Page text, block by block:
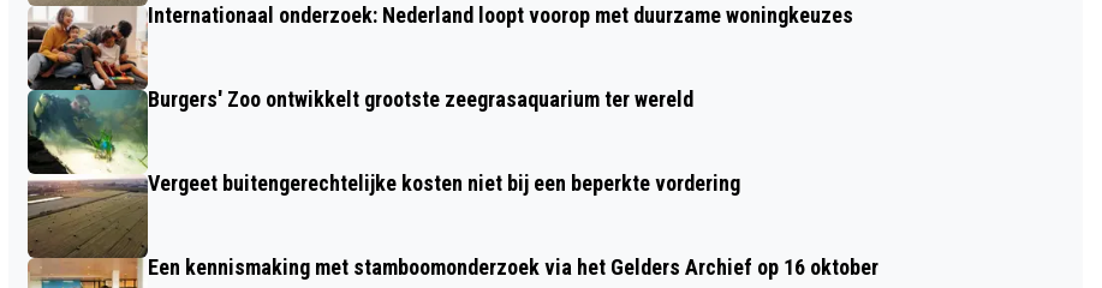
Internationaal onderzoek: Nederland loopt voorop met duurzame woningkeuzes
Burgers' Zoo ontwikkelt grootste zeegrasaquarium ter wereld
Vergeet buitengerechtelijke kosten niet bij een beperkte vordering
Een kennismaking met stamboomonderzoek via het Gelders Archief op 16 oktober